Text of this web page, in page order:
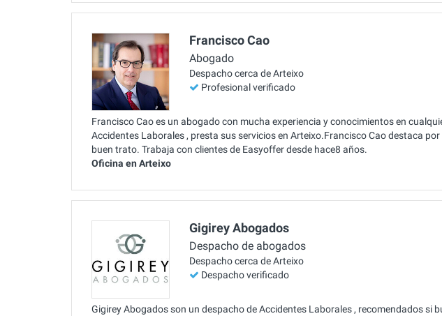
Francisco Cao
Abogado
Despacho cerca de Arteixo
Profesional verificado
Francisco Cao es un abogado con mucha experiencia y conocimientos en
Accidentes Laborales , presta sus servicios en Arteixo.Francisco Cao destaca
buen trato. Trabaja con clientes de Easyoffer desde hace8 años.
Oficina en Arteixo
Gigirey Abogados
Despacho de abogados
Despacho cerca de Arteixo
Despacho verificado
Gigirey Abogados son un despacho de Accidentes Laborales , recomendados si